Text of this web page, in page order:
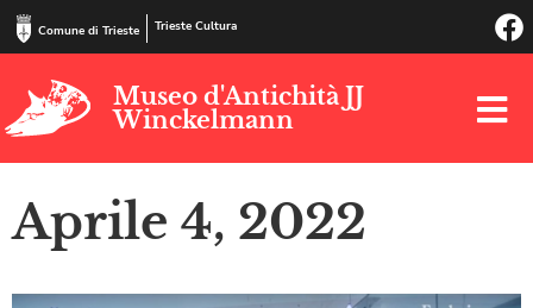
Comune di Trieste Trieste Cultura
Museo d'Antichità JJ
Winckelmann
Aprile 4, 2022